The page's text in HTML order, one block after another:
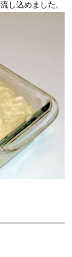
し込めました。